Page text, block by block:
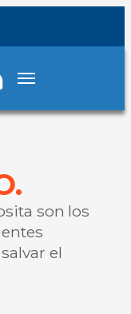
son los
el